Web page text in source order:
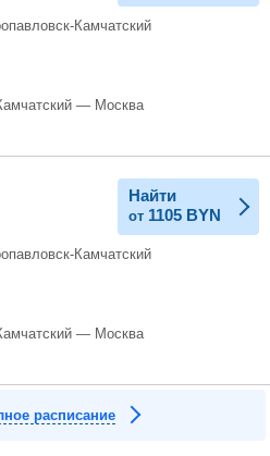
Камчатский
— Москва
Найти
от 1105 BYN
Камчатский
— Москва
расписание